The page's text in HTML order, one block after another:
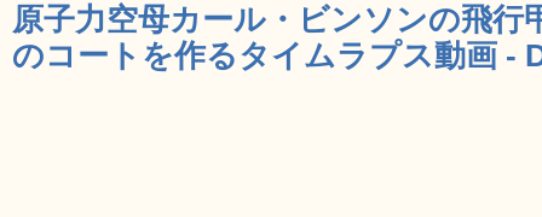
原子力空母カール・ビンソンの飛行
のコートを作るタイムラプス動画 -